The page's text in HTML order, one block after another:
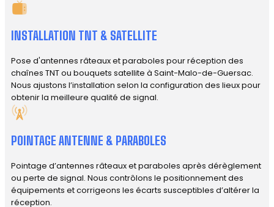
INSTALLATION TNT & SATELLITE
Pose d'antennes râteaux et paraboles pour réception des
chaînes TNT ou bouquets satellite à Saint-Malo-de-Guersac.
Nous ajustons l’installation selon la configuration des lieux pour
obtenir la meilleure qualité de signal.
POINTAGE ANTENNE & PARABOLES
Pointage d’antennes râteaux et paraboles après dérèglement
ou perte de signal. Nous contrôlons le positionnement des
équipements et corrigeons les écarts susceptibles d’altérer la
réception.